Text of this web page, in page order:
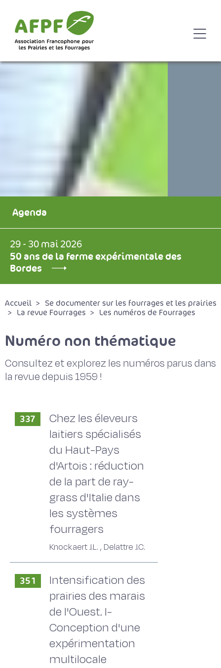
Agenda
29 - 30 mai 2026
50 ans de la ferme expérimentale des
Bordes
Accueil
Se documenter sur les fourrages et les prairies
La revue Fourrages
Les numéros de Fourrages
Numéro non thématique
Consultez et explorez les numéros parus dans
la revue depuis 1959 !
337
Chez les éleveurs
laitiers spécialisés
du Haut-Pays
d'Artois : réduction
de la part de ray-
grass d'Italie dans
les systèmes
fourragers
Knockaert J.L. , Delattre J.C.
351
Intensification des
prairies des marais
de l'Ouest. I-
Conception d'une
expérimentation
multilocale